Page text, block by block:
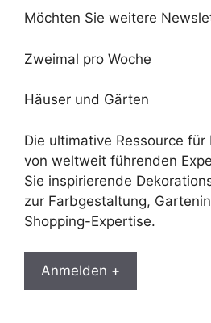
Möchten Sie weitere
Zweimal pro Woche
Häuser und Gärten
Die ultimative Ressource
von weltweit führenden
Sie inspirierende
zur Farbgestaltung,
Shopping-Expertise.
Anmelden +